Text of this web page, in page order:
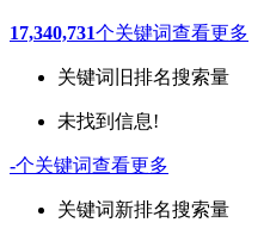
17,340,731个关键词查看更多
关键词 旧排名搜索量
未找到信息!
-个关键词查看更多
关键词新排名搜索量